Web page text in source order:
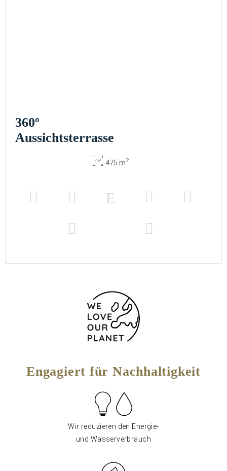
360º
Aussichtsterrasse
475 m2
Engagiert für Nachhaltigkeit
Wir reduzieren den Energie-
und Wasserverbrauch